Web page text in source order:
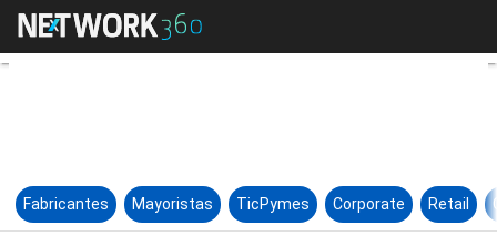
Los ensambladores buscan
Fabricantes Mayoristas TicPymes Corporate Retail